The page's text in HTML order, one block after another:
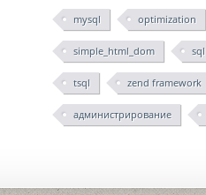
mysql optimization
simple_html_dom sql
tsql zend framework
администрирование